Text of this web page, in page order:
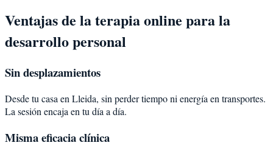
Ventajas de la terapia online para la
desarrollo personal
Sin desplazamientos
Desde tu casa en Lleida, sin perder tiempo ni energía en transportes.
La sesión encaja en tu día a día.
Misma eficacia clínica